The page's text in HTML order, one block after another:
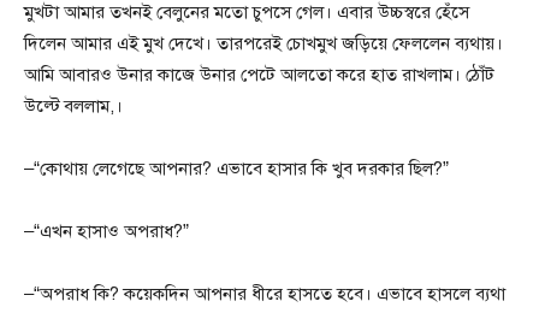
মুখটা আমার তখনই বেলুনের মতো চুপসে গেল। এবার উচ্চস্বরে হেঁসে
দিলেন আমার এই মুখ দেখে। তারপরেই চোখমুখ জড়িয়ে ফেললেন ব্যথায়।
আমি আবারও উনার কাজে উনার পেটে আলতো করে হাত রাখলাম। ঠোঁট
উল্টে বললাম,।
–“কোথায় লেগেছে আপনার? এভাবে হাসার কি খুব দরকার ছিল?”
–“এখন হাসাও অপরাধ?”
–“অপরাধ কি? কয়েকদিন আপনার ধীরে হাসতে হবে। এভাবে হাসলে ব্যথা